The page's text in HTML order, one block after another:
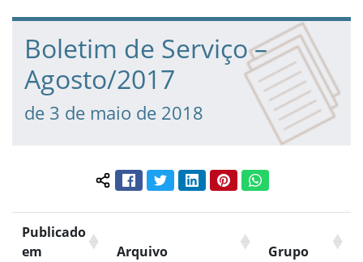
Fim da navegação
Início do conteúdo
Boletim de Serviço –
Agosto/2017
de 3 de maio de 2018
Compartilhar conteúdo:
FacebookTwitterLinkedInPinterestWhatsApp
Publicado
em
Arquivo Grupo